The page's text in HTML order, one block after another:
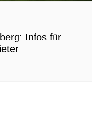
Infos für